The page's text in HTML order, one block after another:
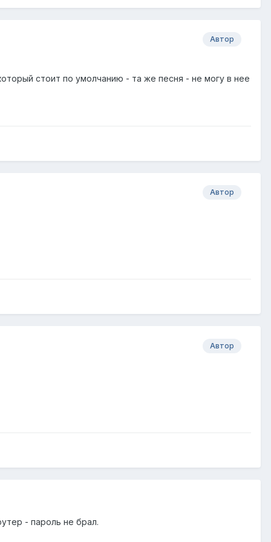
Автор
стоит по умолчанию - та же песня - не могу в нее
Автор
Автор
- пароль не брал.